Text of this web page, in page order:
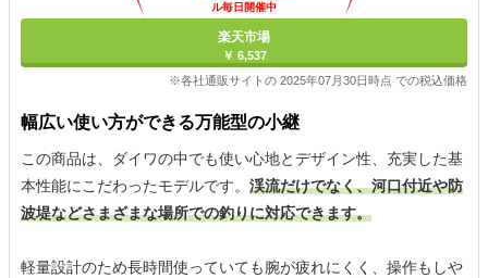
ル毎日開催中
楽天市場
￥ 6,537
※各社通販サイトの 2025年07月30日時点 での税込価格
幅広い使い方ができる万能型の小継
この商品は、ダイワの中でも使い心地とデザイン性、充実した基
本性能にこだわったモデルです。 渓流だけでなく、河口付近や防
波堤などさまざまな場所での釣りに対応できます。
軽量設計のため長時間使っていても腕が疲れにくく、操作もしや